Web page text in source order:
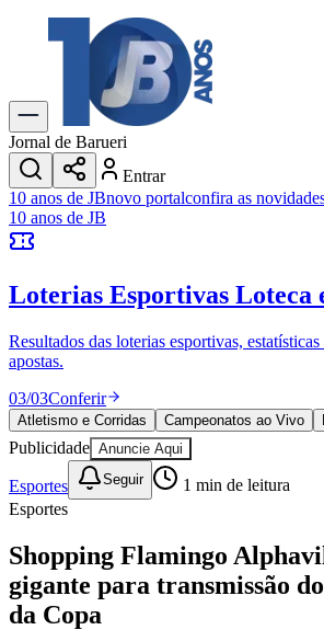
Explore Tudo
Últimas Notícias
Previsão do Tempo
Trânsito e Rotas
Dia a Dia & Lazer
Transportes
Gastronomia
Cinema & Shows
JogosNovo
Anuncie no Portal
Cadastrar Empresa
Divulgar Vagas
Publicidade Legal
Política
Eleições
Esportes
Saúde
Segurança
Cultura
Meio Ambiente
Educação
Bairros de Barueri
Jornal de Barueri
Entrar
10 anos de JBnovo portalconfira as
10 anos de JB
Loterias Esportivas Loteca
Resultados das loterias esportivas,
apostas.
03/03Conferir
Atletismo e Corridas Campeonatos ao Vivo
Publicidade Anuncie Aqui
Esportes Seguir 1 min de leitura
Esportes
Shopping Flamingo
gigante para transmissão
da Copa